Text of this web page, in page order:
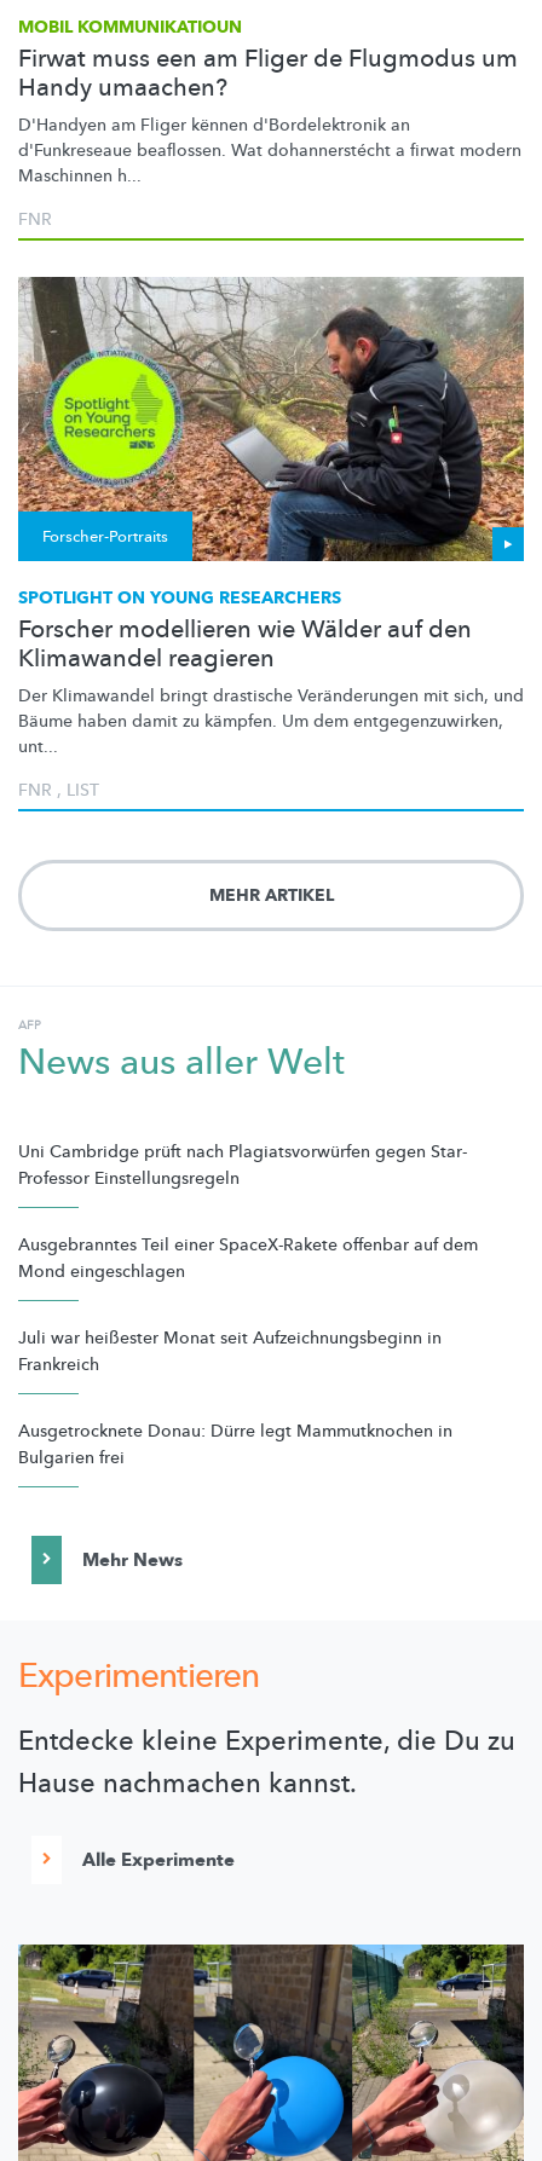
MOBIL KOMMUNIKATIOUN
Firwat muss een am Fliger de Flugmodus um
Handy umaachen?
D'Handyen am Fliger kënnen d'Bordelektronik an
d'Funkreseaue beaflossen. Wat dohannerstécht a firwat modern
Maschinnen h...
FNR
Forscher-Portraits
SPOTLIGHT ON YOUNG RESEARCHERS
Forscher modellieren wie Wälder auf den
Klimawandel reagieren
Der Klimawandel bringt drastische Veränderungen mit sich, und
Bäume haben damit zu kämpfen. Um dem entgegenzuwirken,
unt...
FNR , LIST
MEHR ARTIKEL
AFP
News aus aller Welt
Uni Cambridge prüft nach Plagiatsvorwürfen gegen Star-
Professor Einstellungsregeln
Ausgebranntes Teil einer SpaceX-Rakete offenbar auf dem
Mond eingeschlagen
Juli war heißester Monat seit Aufzeichnungsbeginn in
Frankreich
Ausgetrocknete Donau: Dürre legt Mammutknochen in
Bulgarien frei
Mehr News
Experimentieren
Entdecke kleine Experimente, die Du zu
Hause nachmachen kannst.
Alle Experimente